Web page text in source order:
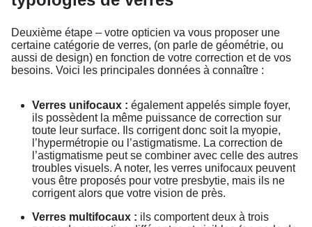
Deuxième étape – votre opticien va vous proposer une
certaine catégorie de verres, (on parle de géométrie, ou
aussi de design) en fonction de votre correction et de vos
besoins. Voici les principales données à connaître :
Verres unifocaux : également appelés simple foyer,
ils possèdent la même puissance de correction sur
toute leur surface. Ils corrigent donc soit la myopie,
l’hypermétropie ou l’astigmatisme. La correction de
l’astigmatisme peut se combiner avec celle des autres
troubles visuels. A noter, les verres unifocaux peuvent
vous être proposés pour votre presbytie, mais ils ne
corrigent alors que votre vision de près.
Verres multifocaux : ils comportent deux à trois